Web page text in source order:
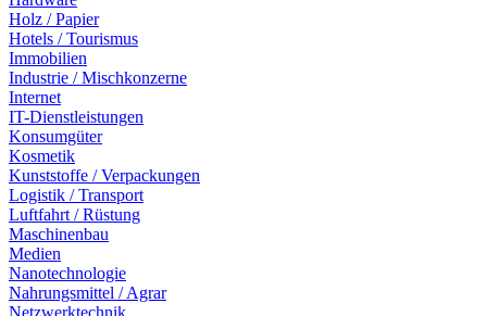
Holz / Papier
Hotels / Tourismus
Immobilien
Industrie / Mischkonzerne
Internet
IT-Dienstleistungen
Konsumgüter
Kosmetik
Kunststoffe / Verpackungen
Logistik / Transport
Luftfahrt / Rüstung
Maschinenbau
Medien
Nanotechnologie
Nahrungsmittel / Agrar
Netzwerktechnik